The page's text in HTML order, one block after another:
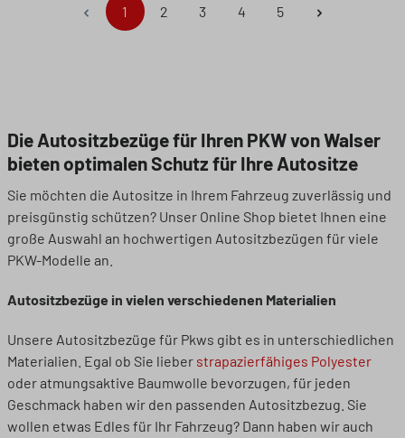
Seite
1 Seite
2 Seite
3 Seite
4 Seite
5
Die Autositzbezüge für Ihren PKW von Walser
bieten optimalen Schutz für Ihre Autositze
Sie möchten die Autositze in Ihrem Fahrzeug zuverlässig und
preisgünstig schützen? Unser Online Shop bietet Ihnen eine
große Auswahl an hochwertigen Autositzbezügen für viele
PKW-Modelle an.
Autositzbezüge in vielen verschiedenen Materialien
Unsere Autositzbezüge für Pkws gibt es in unterschiedlichen
Materialien. Egal ob Sie lieber strapazierfähiges Polyester
oder atmungsaktive Baumwolle bevorzugen, für jeden
Geschmack haben wir den passenden Autositzbezug. Sie
wollen etwas Edles für Ihr Fahrzeug? Dann haben wir auch